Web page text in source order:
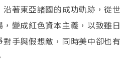
著東亞諸國的成功軌跡，從世
變成紅色資本主義，以致雖日
手與假想敵，同時美中卻也有